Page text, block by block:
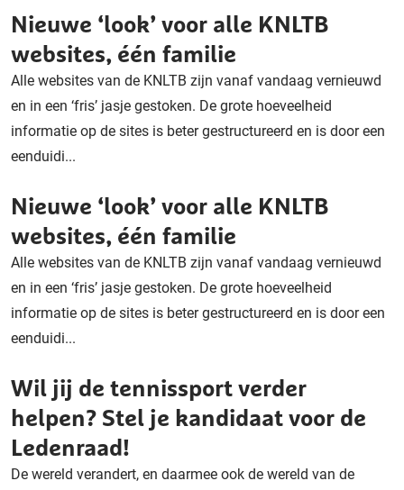
Nieuwe ‘look’ voor alle KNLTB
websites, één familie
Alle websites van de KNLTB zijn vanaf vandaag vernieuwd
en in een ‘fris’ jasje gestoken. De grote hoeveelheid
informatie op de sites is beter gestructureerd en is door een
eenduidi...
Nieuwe ‘look’ voor alle KNLTB
websites, één familie
Alle websites van de KNLTB zijn vanaf vandaag vernieuwd
en in een ‘fris’ jasje gestoken. De grote hoeveelheid
informatie op de sites is beter gestructureerd en is door een
eenduidi...
Wil jij de tennissport verder
helpen? Stel je kandidaat voor de
Ledenraad!
De wereld verandert, en daarmee ook de wereld van de